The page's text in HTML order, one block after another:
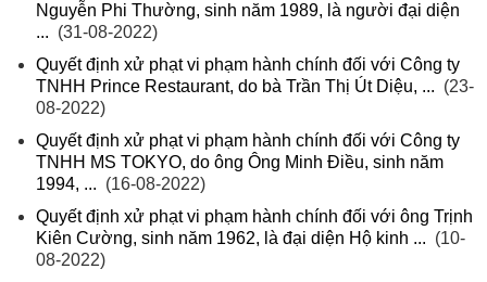
Nguyễn Phi Thường, sinh năm 1989, là người đại diện
... (31-08-2022)
Quyết định xử phạt vi phạm hành chính đối với Công ty
TNHH Prince Restaurant, do bà Trần Thị Út Diệu, ... (23-
08-2022)
Quyết định xử phạt vi phạm hành chính đối với Công ty
TNHH MS TOKYO, do ông Ông Minh Điều, sinh năm
1994, ... (16-08-2022)
Quyết định xử phạt vi phạm hành chính đối với ông Trịnh
Kiên Cường, sinh năm 1962, là đại diện Hộ kinh ... (10-
08-2022)